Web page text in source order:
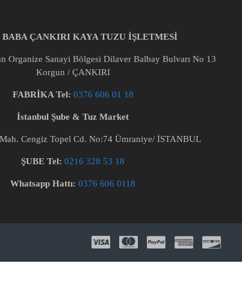
BABA ÇANKIRI KAYA TUZU İŞLETMESİ
Organize Sanayi Bölgesi Dilaver Balbay Bulvarı No 13
Korgun / ÇANKIRI
FABRİKA Tel: 0376 606 01 18
İstanbul Şube & Tuz Market
Cengiz Topel Cd. No:74 Ümraniye/ İSTANBUL
ŞUBE Tel: 0216 328 53 18
Whatsapp Hattı: 0376 606 0118